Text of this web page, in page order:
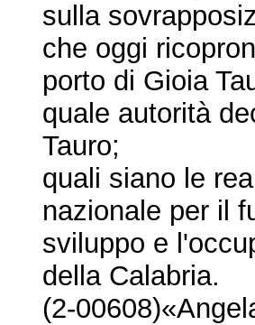
sulla
che oggi
porto di Gioia
quale autorità
Tauro;
quali siano le
nazionale per il
sviluppo e
della Calabria.
(2-